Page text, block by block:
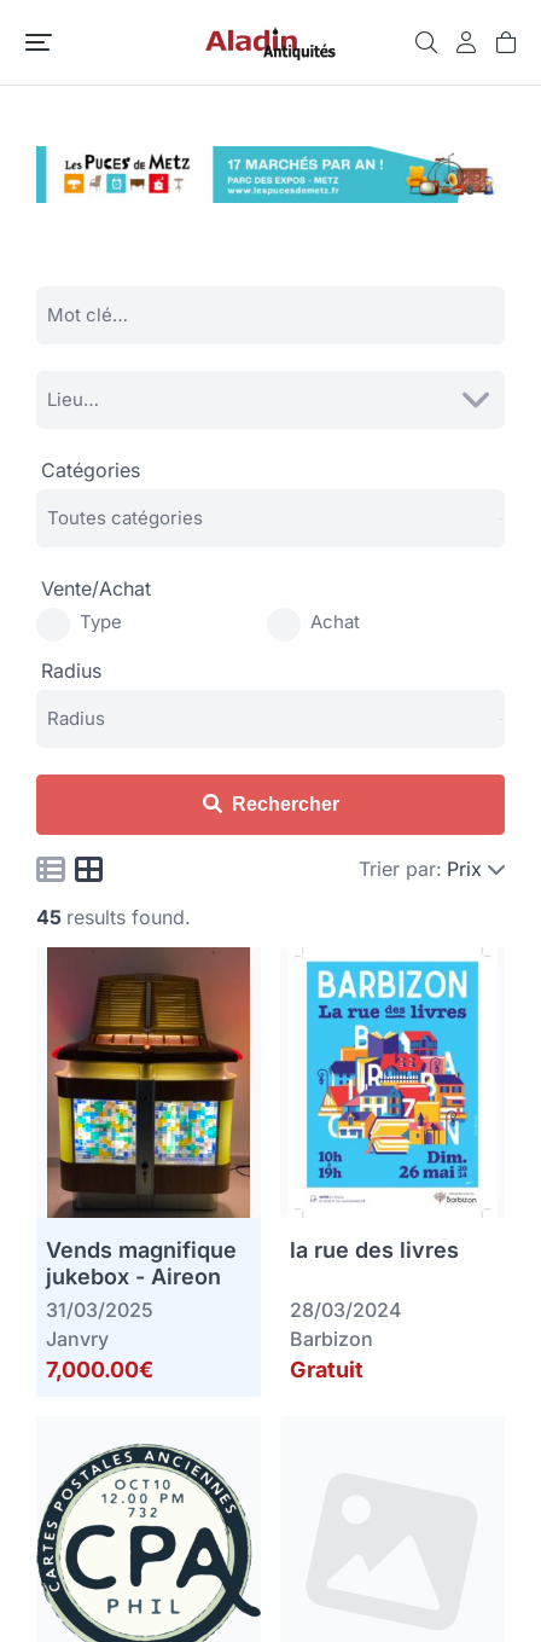
Catégories
Vente/Achat
Type Achat
Radius
Rechercher
Trier par: Prix
45 results found.
Vends magnifique
jukebox - Aireon
31/03/2025
Janvry
7,000.00€
la rue des livres
28/03/2024
Barbizon
Gratuit